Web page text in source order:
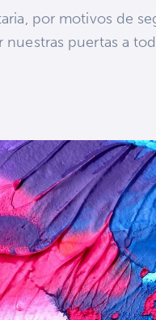
por motivos de
puertas a